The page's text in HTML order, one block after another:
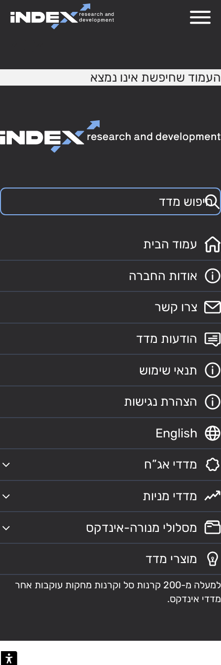
העמוד שחיפשת אינו נמצא
עמוד הבית
אודות החברה
צרו קשר
הודעות מדד
תנאי שימוש
הצהרת נגישות
English
מדדי אג”ח
מדדי מניות
מסלולי מנורה-אינדקס
מוצרי מדד
למעלה מ-200 קרנות סל וקרנות מחקות עוקבות אחר
מדדי אינדקס.